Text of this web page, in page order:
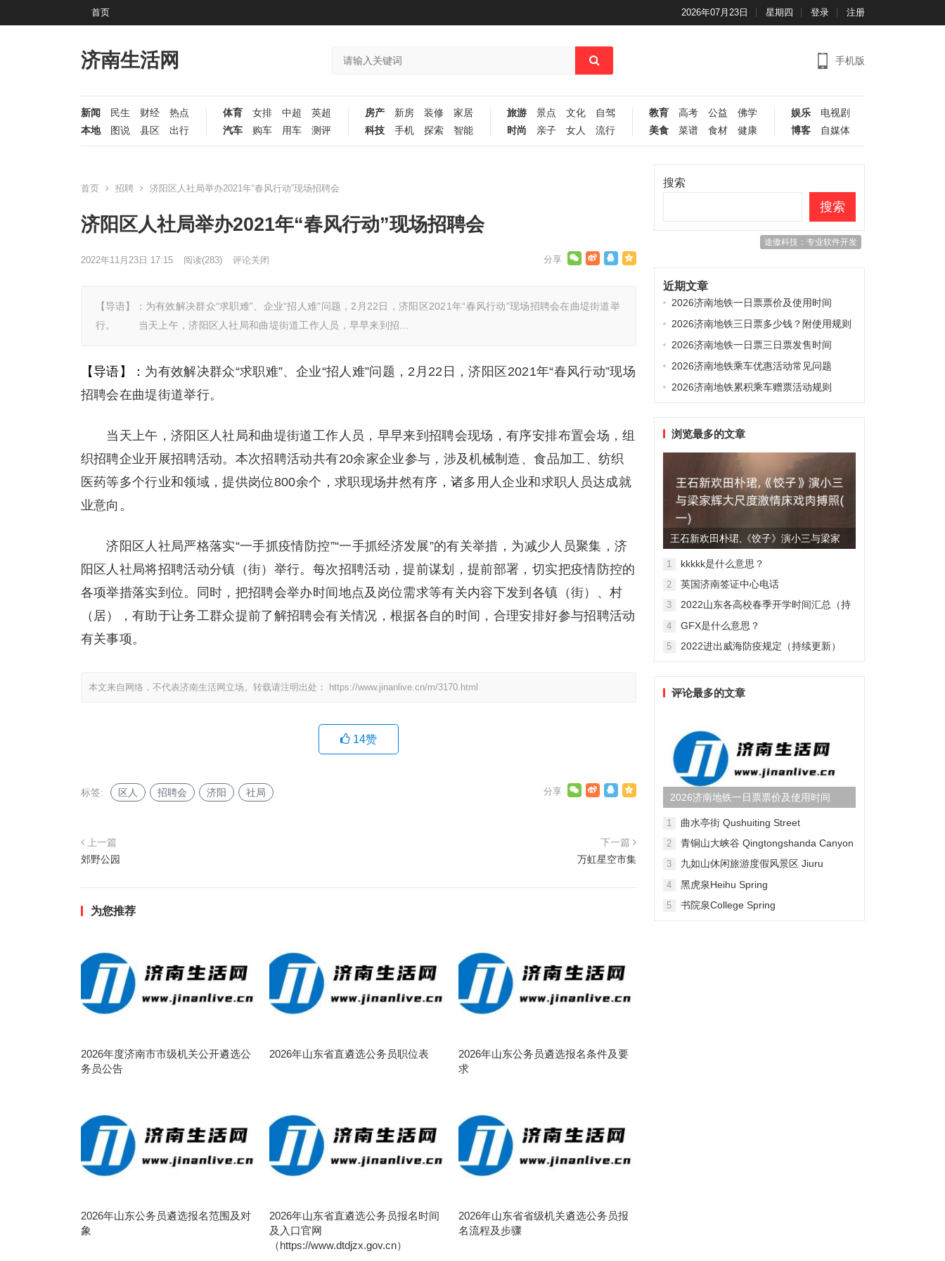
首页 2026年07月23日 星期四 登录 注册
济南生活网 手机版
新闻 民生 财经
热点
本地
图说 县区 出行
体育 女排 中超
英超
汽车
购车 用车 测评
房产 新房 装修
家居
科技
手机 探索 智能
旅游 景点 文化
自驾
时尚
亲子 女人 流行
教育 高考 公益
佛学
美食
菜谱 食材 健康
娱乐
电视剧
博客
自媒体
首页 招聘 济阳区人社局举办2021年“春风行动”现场招聘会
济阳区人社局举办2021年“春风行动”现场招聘会
2022年11月23日 17:15 阅读(283) 评论关闭
【导语】：为有效解决群众“求职难”、企业“招人难”问题，2月22日，济阳区2021年“春风行动”现场招聘会在曲堤街道举
行。 当天上午，济阳区人社局和曲堤街道工作人员，早早来到招…
【导语】： 为有效解决群众“求职难”、企业“招人难”问题，2月22日，济阳区2021年“春风行动”现场
招聘会在曲堤街道举行。
当天上午，济阳区人社局和曲堤街道工作人员，早早来到招聘会现场，有序安排布置会场，组
织招聘企业开展招聘活动。本次招聘活动共有20余家企业参与，涉及机械制造、食品加工、纺织
医药等多个行业和领域，提供岗位800余个，求职现场井然有序，诸多用人企业和求职人员达成就
业意向。
济阳区人社局严格落实“一手抓疫情防控”“一手抓经济发展”的有关举措，为减少人员聚集，济
阳区人社局将招聘活动分镇（街）举行。每次招聘活动，提前谋划，提前部署，切实把疫情防控的
各项举措落实到位。同时，把招聘会举办时间地点及岗位需求等有关内容下发到各镇（街）、村
（居），有助于让务工群众提前了解招聘会有关情况，根据各自的时间，合理安排好参与招聘活动
有关事项。
本文来自网络，不代表济南生活网立场。转载请注明出处： https://www.jinanlive.cn/m/3170.html
14赞
标签: 区人 招聘会 济阳 社局
上一篇
郊野公园
下一篇
万虹星空市集
为您推荐
2026年度济南市市级机关公开遴选公
务员公告
2026年山东省直遴选公务员职位表
2026年山东公务员遴选报名条件及要
求
2026年山东公务员遴选报名范围及对
象
2026年山东省直遴选公务员报名时间
及入口官网
（https://www.dtdjzx.gov.cn）
2026年山东省省级机关遴选公务员报
名流程及步骤
搜索
搜索
途傲科技：专业软件开发
近期文章
2026济南地铁一日票票价及使用时间
2026济南地铁三日票多少钱？附使用规则
2026济南地铁一日票三日票发售时间
2026济南地铁乘车优惠活动常见问题
2026济南地铁累积乘车赠票活动规则
浏览最多的文章
王石新欢田朴珺,《饺子》演小三与梁家
辉大尺度激情床戏肉搏照(...
1 kkkkk是什么意思？
2 英国济南签证中心电话
3
2022山东各高校春季开学时间汇总（持
4 GFX是什么意思？
5 2022进出威海防疫规定（持续更新）
评论最多的文章
2026济南地铁一日票票价及使用时间
1 曲水亭街 Qushuiting Street
2 青铜山大峡谷 Qingtongshanda Canyon
3
九如山休闲旅游度假风景区 Jiuru
4 黑虎泉Heihu Spring
5 书院泉College Spring